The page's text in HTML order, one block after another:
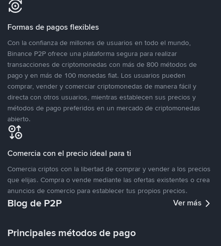
Formas de pagos flexibles
Con la confianza de millones de usuarios en todo el mundo,
Binance P2P ofrece una plataforma segura para realizar
transacciones de criptomonedas con más de 800 métodos de
pago y en más de 100 monedas fiat. Los usuarios pueden
comprar, vender y comerciar criptomonedas de manera fácil y
directa con otros usuarios, mientras establecen sus precios y
métodos de pago preferidos en un mercado de criptomonedas
abierto.
Comercia con el precio ideal para ti
Comercia criptos con la libertad de comprar y vender a los precios
que elijas. Compra o vende mediante las ofertas existentes o crea
anuncios de comercio para establecer tus propios precios.
Blog de P2P Ver más
Principales métodos de pago